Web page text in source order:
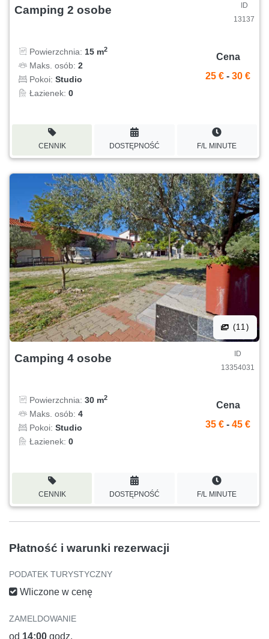
Camping 2 osobe
ID
13137
Powierzchnia: 15 m2
Maks. osób: 2
Pokoi: Studio
Łazienek: 0
Cena
25 € - 30 €
CENNIK DOSTĘPNOŚĆ F/L MINUTE
(11)
Camping 4 osobe
ID
13354031
Powierzchnia: 30 m2
Maks. osób: 4
Pokoi: Studio
Łazienek: 0
Cena
35 € - 45 €
CENNIK DOSTĘPNOŚĆ F/L MINUTE
Płatność i warunki rezerwacji
PODATEK TURYSTYCZNY
Wliczone w cenę
ZAMELDOWANIE
od 14:00 godz.